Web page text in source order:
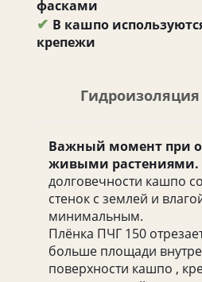
фасками
✔ В кашпо
крепежи
Важный момент при
живыми растениями.
долговечности кашпо
стенок с землей и
минимальным.
Плёнка ПЧГ 150
больше площади
поверхности кашпо ,